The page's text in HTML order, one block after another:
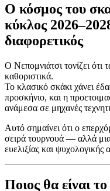
Ο κόσμος του
κύκλος
διαφορετικός
Ο Νεπομνιάτσι τονίζει ότι
καθοριστικά.
Το κλασικό σκάκι χάνει
προσκήνιο, και η
ανάμεσα σε μηχανές
Αυτό σημαίνει ότι ο
σειρά τουρνουά — αλλά
ευελιξίας και ψυχολογικής
Ποιος θα είναι